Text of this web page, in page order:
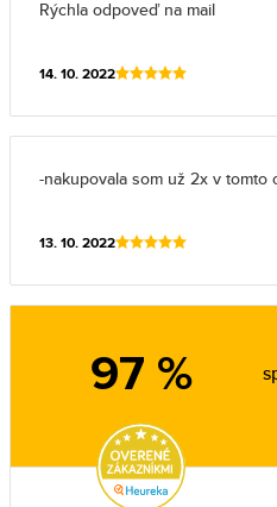
Rýchla odpoveď na mail
14. 10. 2022
-nakupovala som už 2x v
13. 10. 2022
97 %